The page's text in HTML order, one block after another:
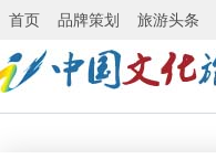
首页 品牌策划 旅游头条